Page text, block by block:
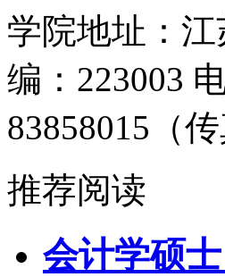
学院地址：
编：223003
83858015（传
推荐阅读
会计学硕